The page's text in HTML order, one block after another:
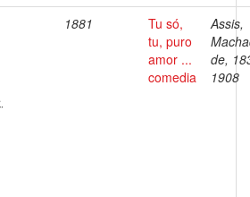
1881
Tu só,
tu, puro
amor ...
comedia
Assis,
de,
1908